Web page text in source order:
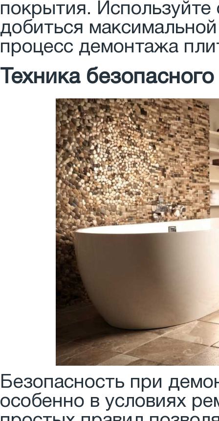
покрытия.
добиться
процесс демонтажа
Техника
Безопасность при
особенно в условиях